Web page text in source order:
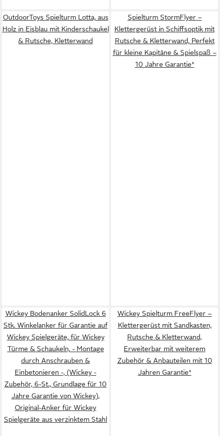
OutdoorToys Spielturm Lotta, aus
Holz in Eisblau mit Kinderschaukel
& Rutsche, Kletterwand
Spielturm StormFlyer –
Klettergerüst in Schiffsoptik mit
Rutsche & Kletterwand, Perfekt
für kleine Kapitäne & Spielspaß –
10 Jahre Garantie*
Wickey Bodenanker SolidLock 6
Stk. Winkelanker für Garantie auf
Wickey Spielgeräte, für Wickey
Türme & Schaukeln, - Montage
durch Anschrauben &
Einbetonieren -, (Wickey -
Zubehör, 6-St., Grundlage für 10
Jahre Garantie von Wickey),
Original-Anker für Wickey
Spielgeräte aus verzinktem Stahl
Wickey Spielturm FreeFlyer –
Klettergerüst mit Sandkasten,
Rutsche & Kletterwand,
Erweiterbar mit weiterem
Zubehör & Anbauteilen mit 10
Jahren Garantie*